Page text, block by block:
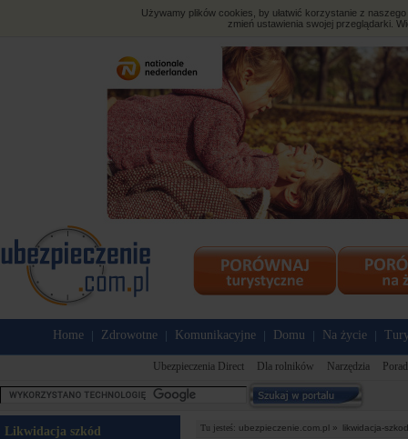
Używamy plików cookies, by ułatwić korzystanie z
zmień ustawienia swojej przeglądarki.
Home Zdrowotne Komunikacyjne Domu Na życie
Ubezpieczenia Direct Dla rolników Narzędzia
Likwidacja szkód Tu jesteś: ubezpieczenie.com.pl » likwidacja-